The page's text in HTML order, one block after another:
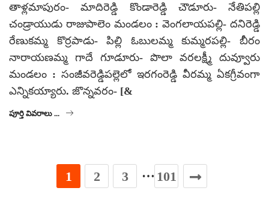
తాళ్లమాపురం- మాదిరెడ్డి కొండారెడ్డి చౌడూరు- నేతిపల్లి
చండ్రాయుడు రాజుపాలెం మండలం : వెంగలాయపల్లి- దనిరెడ్డి
రేణుకమ్మ కొర్రపాడు- పిల్లి ఓబులమ్మ కుమ్మరపల్లి- బీరం
నారాయణమ్మ గాదే గూడూరు- పొలా వరలక్ష్మీ దువ్వూరు
మండలం : సంజీవరెడ్డిపల్లెలో ఇరగంరెడ్డి వీరమ్మ ఏకగ్రీవంగా
ఎన్నికయ్యారు. జొన్నవరం- [&
పూర్తి వివరాలు ...
1 2 3 … 101